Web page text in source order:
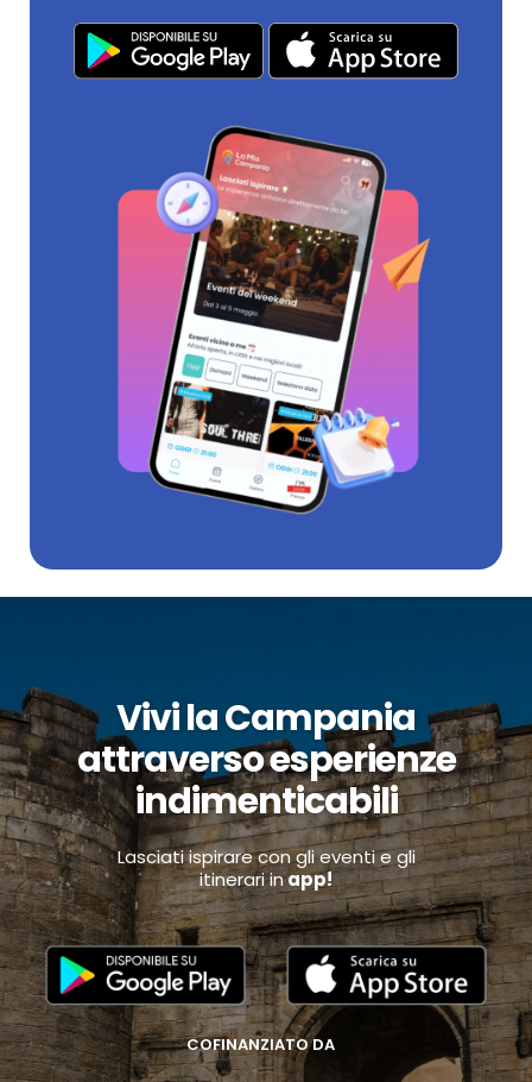
Vivi la Campania
attraverso esperienze
indimenticabili
Lasciati ispirare con gli eventi e gli
itinerari inapp!
COFINANZIATO DA